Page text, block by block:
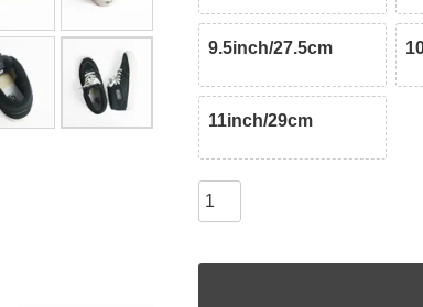
9.5inch/27.5cm
11inch/29cm